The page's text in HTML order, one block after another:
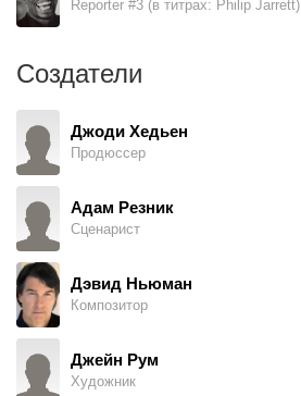
Reporter #3 (в титрах: Philip Jarrett)
Создатели
Джоди Хедьен
Продюссер
Адам Резник
Сценарист
Дэвид Ньюман
Композитор
Джейн Рум
Художник